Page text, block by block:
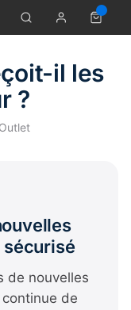
il les
?
de nouvelles
de